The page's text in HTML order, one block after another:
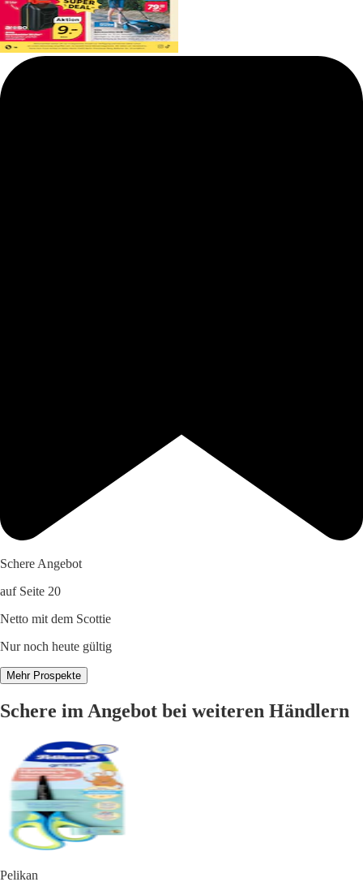
Schere Angebot
auf Seite 20
Netto mit dem Scottie
Nur noch heute gültig
Mehr Prospekte
Schere im Angebot bei weiteren Händlern
Pelikan